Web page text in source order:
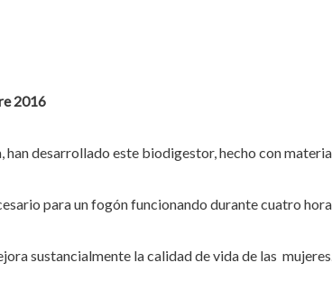
2016
desarrollado este biodigestor, hecho con
para un fogón funcionando durante cuatro
sustancialmente la calidad de vida de las